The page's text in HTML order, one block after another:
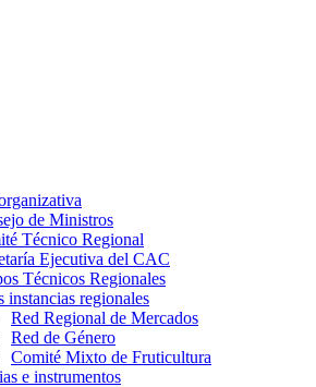
de Ministros
Técnico Regional
Ejecutiva del CAC
Técnicos Regionales
instancias regionales
Red Regional de Mercados
Red de Género
Comité Mixto de Fruticultura
e instrumentos